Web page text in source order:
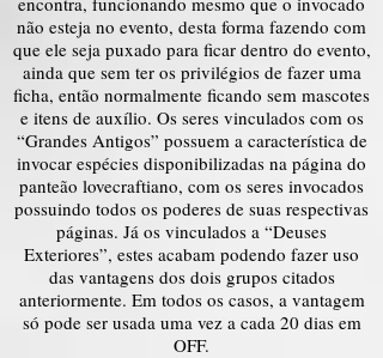
não esteja no evento, desta forma fazendo com
que ele seja puxado para ficar dentro do evento,
ainda que sem ter os privilégios de fazer uma
ficha, então normalmente ficando sem mascotes
e itens de auxílio. Os seres vinculados com os
“Grandes Antigos” possuem a característica de
invocar espécies disponibilizadas na página do
panteão lovecraftiano, com os seres invocados
possuindo todos os poderes de suas respectivas
páginas. Já os vinculados a “Deuses
Exteriores”, estes acabam podendo fazer uso
das vantagens dos dois grupos citados
anteriormente. Em todos os casos, a vantagem
só pode ser usada uma vez a cada 20 dias em
OFF.